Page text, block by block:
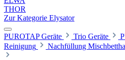
THOR
Zur Kategorie Elysator
PUROTAP Geräte Trio Geräte
Reinigung
Nachfüllung